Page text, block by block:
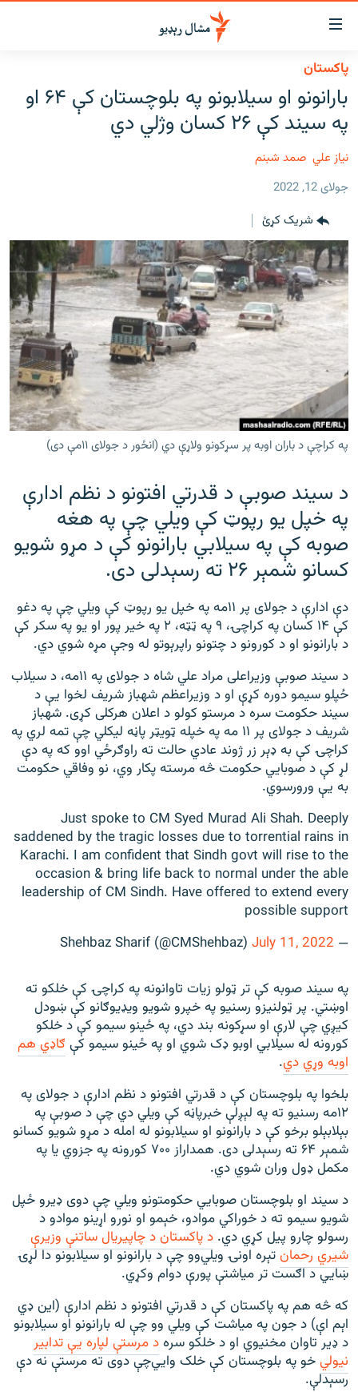
د
لاسرسي
ځای
عمومي
پاڼې
موضوع
ته
شئ
عمومي
کورپاڼې
ته
لاړ
شئ
لټون
ورشئ
کور
لنډ خبرونه
پښتونخوا او قبایل
بلوچستان
پاکستان
افغانستان
نړۍ
ځانګړې مرکې، شننې
انځور او ویډیو
اوونیزې خپرونې
۱۴ ساعته راډیويي خپرونې
Gandhara
موږ وڅارئ
د ازادې اروپا راډیو ټولې ووبپاڼې
پاکستان
بارانونو او سیلابونو په بلوچستان کې ۶۴ او
په سيند کې ۲۶ کسان وژلي دي
نیاز علي صمد شبنم
جولای 12, 2022
شریک کړئ
په کراچې د باران اوبه پر سړکونو ولاړې دي (انځور د جولای ۱۱مې دی)
د سیند صوبې د قدرتي افتونو د نظم ادارې
په خپل یو رپوټ کې ویلي چې په هغه
صوبه کې په سیلابي بارانونو کې د مړو شویو
کسانو شمېر ۲۶ ته رسېدلی دی.
دې ادارې د جولای پر ۱۱مه په خپل یو رپوټ کې ویلي چې په دغو
کې ۱۴ کسان په کراچۍ، ۹ په ټټه، ۲ په خیر پور او یو په سکر کې
د بارانونو او د کورونو د چتونو راپرېوتو له وجې مړه شوي دي.
د سیند صوبې وزیراعلی مراد علي شاه د جولای په ۱۱مه، د سیلاب
ځپلو سیمو دوره کړې او د وزیراعظم شهباز شریف لخوا یې د
سیند حکومت سره د مرستو کولو د اعلان هرکلی کړی. شهباز
شریف د جولای پر ۱۱ مه په خپله ټویټر پاڼه لیکلي چې تمه لري په
کراچۍ کې به ډېر زر ژوند عادي حالت ته راوګرځي اوو که په دې
لړ کې د صوبايي حکومت څه مرسته پکار وي، نو وفاقي حکومت
به یې ورورسوي.
Just spoke to CM Syed Murad Ali Shah. Deeply
saddened by the tragic losses due to torrential rains in
Karachi. I am confident that Sindh govt will rise to the
occasion & bring life back to normal under the able
leadership of CM Sindh. Have offered to extend every
possible support
— Shehbaz Sharif (@CMShehbaz)
July 11, 2022
په سیند صوبه کې تر ټولو زیات تاوانونه په کراچۍ کې خلکو ته
اوښتي. پر ټولنیزو رسنیو په خپرو شویو ویډیوګانو کې ښودل
کیږي چې لارې او سړکونه بند دي، په ځینو سیمو کې د خلکو
کورونه له سیلابي اوبو ډک شوي او په ځینو سیمو کې ګاډي هم
اوبه وړي دي.
بلخوا په بلوچستان کې د قدرتي افتونو د نظم ادارې د جولای په
۱۲مه رسنيو ته په لېږلې خبرپاڼه کې ويلي دي چې د صوبې په
بېلابېلو برخو کې د بارانونو او سیلابونو له امله د مړو شویو کسانو
شمېر ۶۴ ته رسېدلی دی. همداراز ۷۰۰ کورونه په جزوي يا په
مکمل ډول وران شوي دي.
د سیند او بلوچستان صوبايي حکومتونو ويلي‌ چې دوی ډيرو ځپل
شويو سیمو ته د خوراکي موادو، خېمو او نورو اړينو موادو د
رسولو چارو پيل کړي دي. د پاکستان د چاپيريال ساتنې وزیرې
شيري رحمانتېره اونۍ ويلي‌وو چې د بارانونو او سیلابونو دا لړۍ
ښايي د اګست تر میاشتې پورې دوام وکړي.
که څه هم په پاکستان کې د قدرتي افتونو د نظم ادارې (اين ډي
اېم اې) د جون په میاشت کې ويلي وو چې له بارانونو او سیلابونو
د ډير تاوان مخنيوي او د خلکو سرهد مرستې لپاره یې تدابیر
نيوليخو په بلوچستان کې خلک وايي‌چې دوی ته مرستې نه دې
رسېدلې.